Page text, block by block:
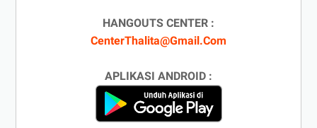
HANGOUTS CENTER :
CenterThalita@Gmail.Com
APLIKASI ANDROID :